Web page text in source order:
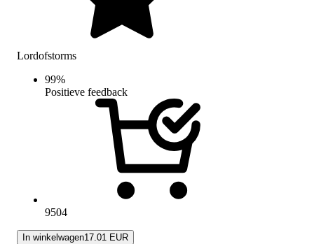
Lordofstorms
99%
Positieve feedback
9504
In winkelwagen17.01 EUR